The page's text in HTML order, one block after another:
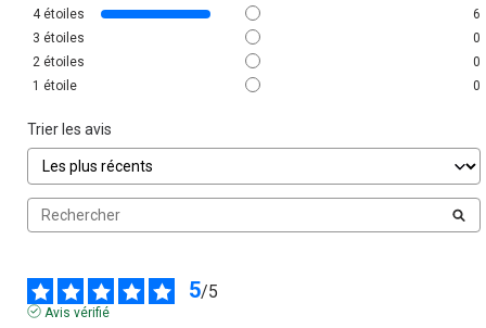
4 étoiles
6
3 étoiles
0
2 étoiles
0
1 étoile 0
Trier les avis
5/5
Avis vérifié